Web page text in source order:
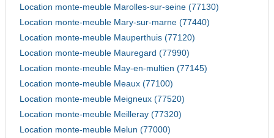
Location monte-meuble Marolles-sur-seine (77130)
Location monte-meuble Mary-sur-marne (77440)
Location monte-meuble Mauperthuis (77120)
Location monte-meuble Mauregard (77990)
Location monte-meuble May-en-multien (77145)
Location monte-meuble Meaux (77100)
Location monte-meuble Meigneux (77520)
Location monte-meuble Meilleray (77320)
Location monte-meuble Melun (77000)